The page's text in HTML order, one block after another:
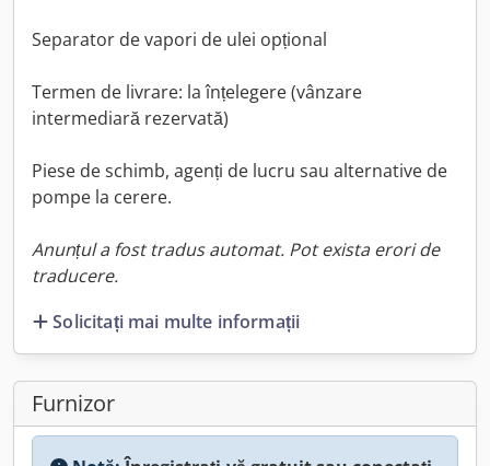
Separator de vapori de ulei opțional
Termen de livrare: la înțelegere (vânzare
intermediară rezervată)
Piese de schimb, agenți de lucru sau alternative de
pompe la cerere.
Anunțul a fost tradus automat. Pot exista erori de
traducere.
Solicitați mai multe informații
Furnizor